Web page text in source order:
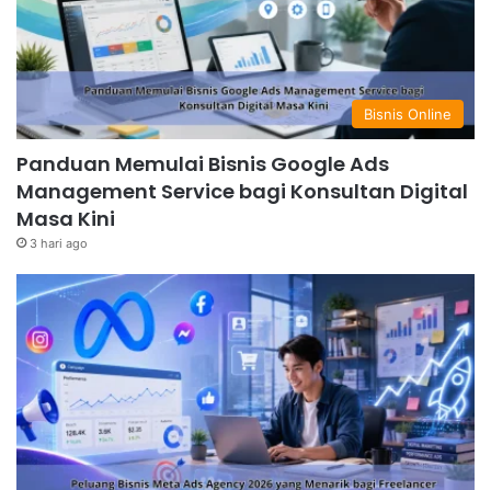
Bisnis Online
Panduan Memulai Bisnis Google Ads
Management Service bagi Konsultan Digital
Masa Kini
3 hari ago